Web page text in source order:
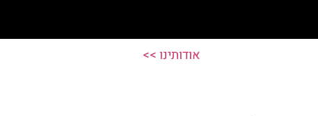
אודותינו >>